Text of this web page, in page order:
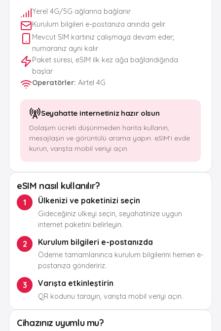
Yerel 4G/5G ağlarına bağlanır
Kurulum bilgileri e-postanıza anında gelir
Mevcut SIM kartınız çalışmaya devam eder;
numaranız aynı kalır
Paket süresi, eSIM ilk kez ağa bağlandığında
başlar
Operatörler: Airtel 4G
Seyahatte internetiniz hazır olsun
Dolaşım ücreti düşünmeden harita kullanın,
mesajlaşın ve görüntülü arama yapın. eSIM’i evde
kurun, varışta mobil veriyi açın.
eSIM nasıl kullanılır?
1 Ülkenizi ve paketinizi seçin
Gideceğiniz ülkeyi seçin, seyahatinize uygun
internet paketini belirleyin.
2 Kurulum bilgileri e-postanızda
Ödeme tamamlanınca kurulum bilgilerini hemen e-
postanıza göndeririz.
3 Varışta etkinleştirin
QR kodunu tarayın, varışta mobil veriyi açın.
Cihazınız uyumlu mu?